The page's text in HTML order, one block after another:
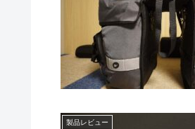
製品レビュー